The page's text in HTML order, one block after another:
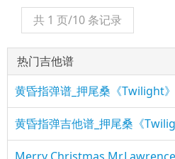
共 1 页/10 条记录
热门吉他谱
黄昏指弹谱_押尾桑《Twilight
黄昏指弹吉他谱_押尾桑《